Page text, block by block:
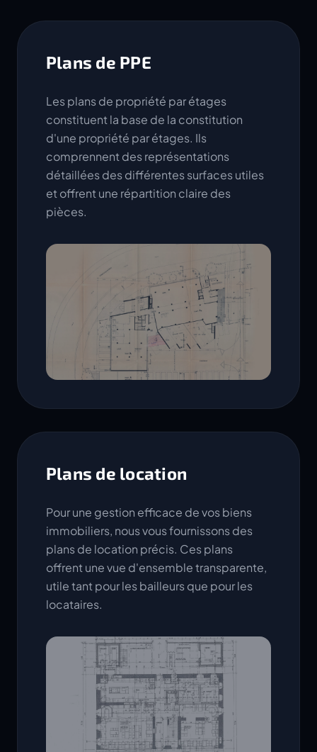
Plans de PPE
Les plans de propriété par étages
constituent la base de la constitution
d'une propriété par étages. Ils
comprennent des représentations
détaillées des différentes surfaces utiles
et offrent une répartition claire des
pièces.
Plans de location
Pour une gestion efficace de vos biens
immobiliers, nous vous fournissons des
plans de location précis. Ces plans
offrent une vue d'ensemble transparente,
utile tant pour les bailleurs que pour les
locataires.